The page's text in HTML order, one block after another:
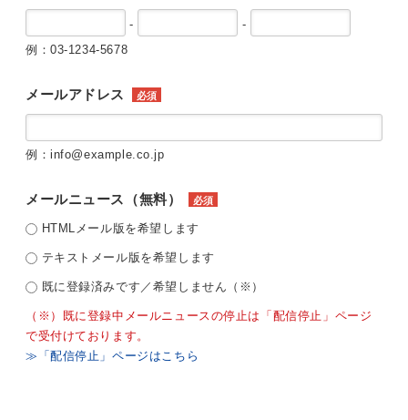
-
-
例：03-1234-5678
メールアドレス 必須
例：info@example.co.jp
メールニュース（無料） 必須
HTMLメール版を希望します
テキストメール版を希望します
既に登録済みです／希望しません（※）
（※）既に登録中メールニュースの停止は「配信停止」ページ
で受付けております。
≫「配信停止」ページはこちら